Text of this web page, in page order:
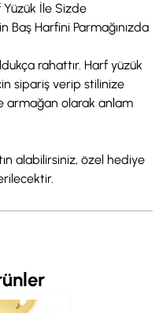
Yüzük İle Sizde
Baş Harfini Parmağınızda
rahattır. Harf yüzük
sipariş verip stilinize
armağan olarak anlam
alabilirsiniz, özel hediye